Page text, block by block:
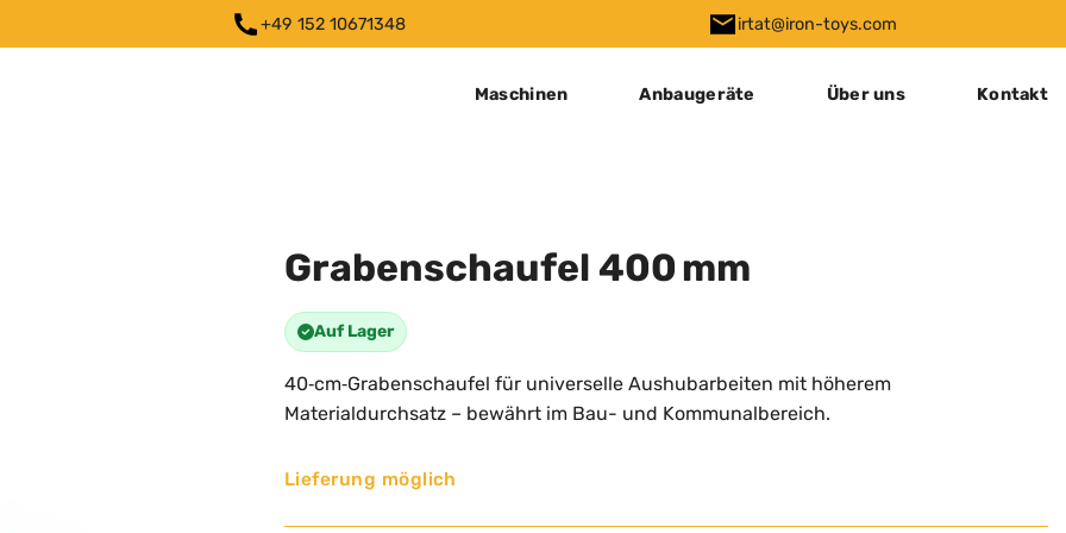
+49 152 10671348‬ irtat@iron-toys.com
Maschinen Anbaugeräte Über uns Kontakt
Grabenschaufel 400 mm
Auf Lager
40‑cm‑Grabenschaufel für universelle Aushubarbeiten mit höherem
Materialdurchsatz – bewährt im Bau- und Kommunalbereich.
Lieferung möglich